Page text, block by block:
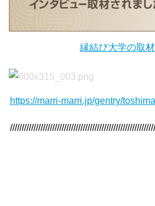
縁結び大学の取
https://marri-marri.jp/gentry/